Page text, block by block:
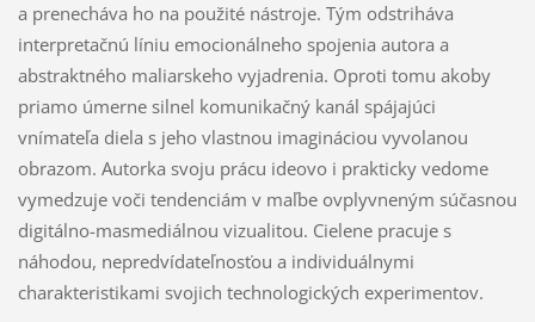
a prenecháva ho na použité nástroje. Tým odstriháva
interpretačnú líniu emocionálneho spojenia autora a
abstraktného maliarskeho vyjadrenia. Oproti tomu akoby
priamo úmerne silnel komunikačný kanál spájajúci
vnímateľa diela s jeho vlastnou imagináciou vyvolanou
obrazom. Autorka svoju prácu ideovo i prakticky vedome
vymedzuje voči tendenciám v maľbe ovplyvneným súčasnou
digitálno-masmediálnou vizualitou. Cielene pracuje s
náhodou, nepredvídateľnosťou a individuálnymi
charakteristikami svojich technologických experimentov.